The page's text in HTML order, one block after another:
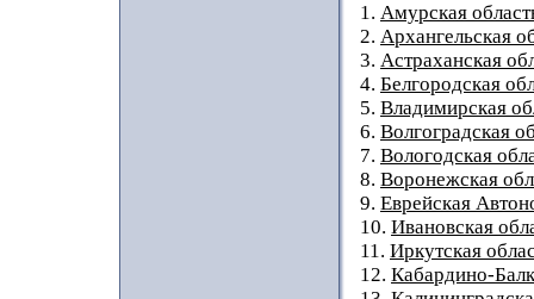
1. Амурская
2. Архангельская
3. Астраханская
4. Белгородская
5. Владимирская
6. Волгоградская
7. Вологодская
8. Воронежская
9. Еврейская
10. Ивановская
11. Иркутская
12. Кабардино-